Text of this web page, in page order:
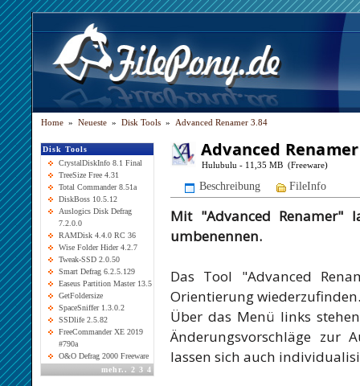
Home » Neueste » Disk Tools » Advanced Renamer 3.84
Disk Tools
CrystalDiskInfo 8.1 Final
TreeSize Free 4.31
Total Commander 8.51a
DiskBoss 10.5.12
Auslogics Disk Defrag
7.2.0.0
RAMDisk 4.4.0 RC 36
Wise Folder Hider 4.2.7
Tweak-SSD 2.0.50
Smart Defrag 6.2.5.129
Easeus Partition Master 13.5
GetFoldersize
SpaceSniffer 1.3.0.2
SSDlife 2.5.82
FreeCommander XE 2019
#790a
O&O Defrag 2000 Freeware
mehr.. 2 3 4
Advanced
Hulubulu - 11,35 MB (Freeware)
Beschreibung FileInfo
Mit "Advanced Renamer"
umbenennen.
Das Tool "Advanced
Orientierung wiederzufinden.
Über das Menü links
Änderungsvorschläge zur
lassen sich auch